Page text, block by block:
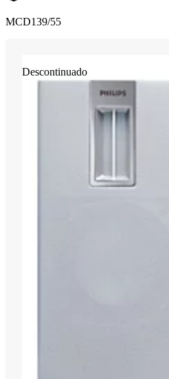
MCD139/55
Descontinuado